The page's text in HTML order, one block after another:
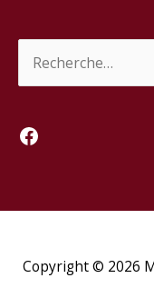
Facebook
Copyright © 2026